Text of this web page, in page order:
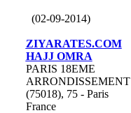
(02-09-2014)
ZIYARATES.COM
HAJJ OMRA
PARIS 18EME
ARRONDISSEMENT
(75018), 75 - Paris
France